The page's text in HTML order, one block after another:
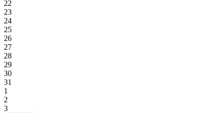
22
23
24
25
26
27
28
29
30
31
1
2
3